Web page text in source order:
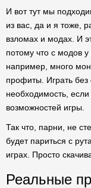
И вот тут мы
из вас, да и я тоже,
взломах и модах. И
потому что с модов
например, много
профиты. Играть
необходимость,
возможностей игры.
Так что, парни, не
будет париться с
играх. Просто
Реальные